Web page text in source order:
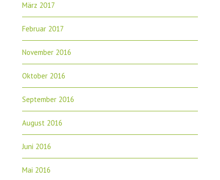
März 2017
Februar 2017
November 2016
Oktober 2016
September 2016
August 2016
Juni 2016
Mai 2016